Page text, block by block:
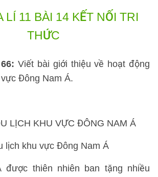
LÍ 11 BÀI 14 KẾT NỐI TRI
THỨC
66:Viết bài giới thiệu về hoạt động
Đông Nam Á.
LỊCH KHU VỰC ĐÔNG NAM Á
lịch khu vực Đông Nam Á
được thiên nhiên ban tặng nhiều